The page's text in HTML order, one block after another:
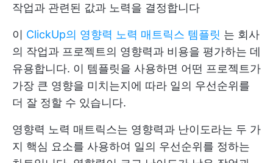
작업과 관련된 값과 노력을 결정합니다
이 ClickUp의 영향력 노력 매트릭스 템플릿 는 회사
의 작업과 프로젝트의 영향력과 비용을 평가하는 데
유용합니다. 이 템플릿을 사용하면 어떤 프로젝트가
가장 큰 영향을 미치는지에 따라 일의 우선순위를
더 잘 정할 수 있습니다.
영향력 노력 매트릭스는 영향력과 난이도라는 두 가
지 핵심 요소를 사용하여 일의 우선순위를 정하는